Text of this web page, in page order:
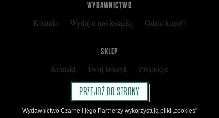
WYDAWNICTWO
Kontakt Wydaj u nas książkę Gdzie kupić?
SKLEP
Kontakt Twój koszyk
Promocje
Kup kartę podarunkową
Nota prawna
Regulamin
Polityka prywatności
PRZEJDŹ DO STRONY
Wydawnictwo Czarne i jego Partnerzy wykorzystują pliki „cookies"